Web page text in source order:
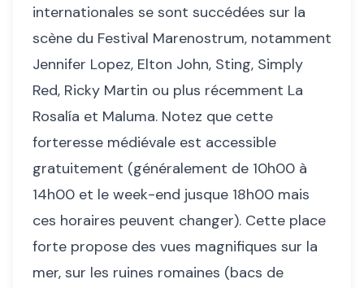
internationales se sont succédées sur la
scène du Festival Marenostrum, notamment
Jennifer Lopez, Elton John, Sting, Simply
Red, Ricky Martin ou plus récemment La
Rosalía et Maluma. Notez que cette
forteresse médiévale est accessible
gratuitement (généralement de 10h00 à
14h00 et le week-end jusque 18h00 mais
ces horaires peuvent changer). Cette place
forte propose des vues magnifiques sur la
mer, sur les ruines romaines (bacs de